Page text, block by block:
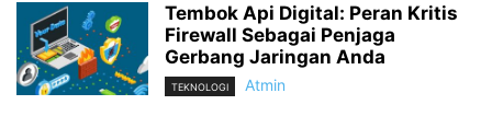
Tembok Api Digital: Peran Kritis
Firewall Sebagai Penjaga
Gerbang Jaringan Anda
TEKNOLOGI Atmin